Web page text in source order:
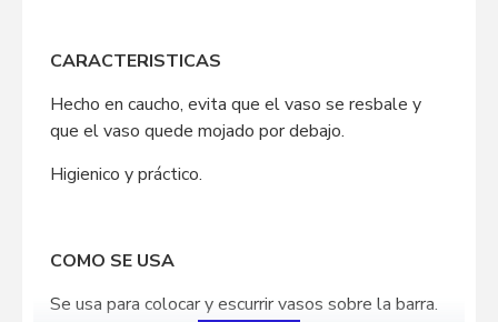
CARACTERISTICAS
Hecho en caucho, evita que el vaso se resbale y
que el vaso quede mojado por debajo.
Higienico y práctico.
COMO SE USA
Se usa para colocar y escurrir vasos sobre la barra.